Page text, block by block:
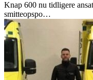
Knap 600 nu tidligere
smitteopspo…